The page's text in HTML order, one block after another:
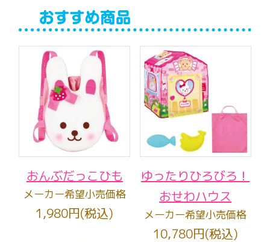
おんぶだっこひも
メーカー希望小売価格
1,980円(税込)
ゆったりひろびろ！
おせわハウス
メーカー希望小売価格
10,780円(税込)